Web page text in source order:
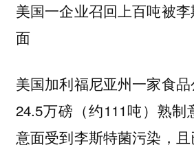
美国一企业召回上百吨被
面
美国加利福尼亚州一家食
24.5万磅（约111吨）熟制
意面受到李斯特菌污染，